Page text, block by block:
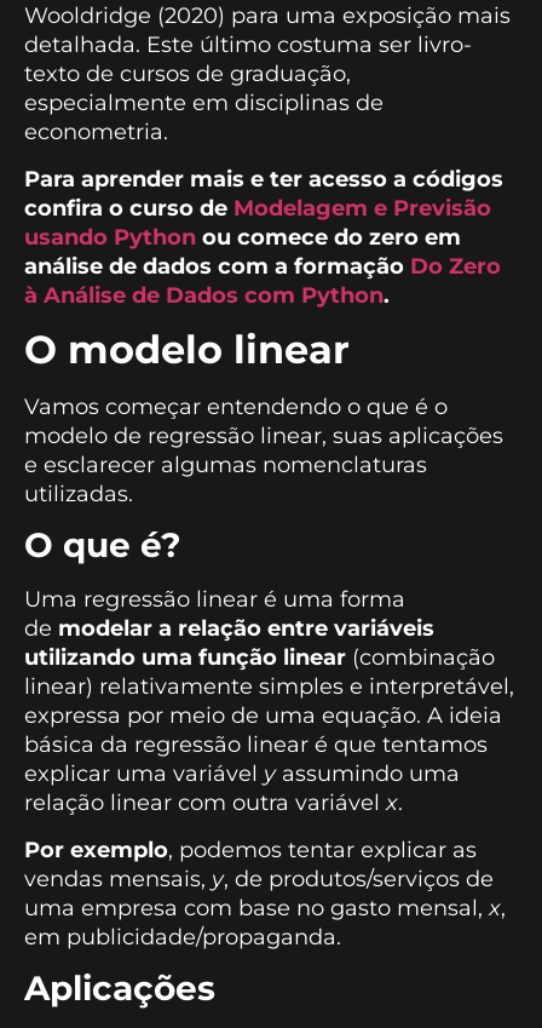
Wooldridge (2020) para uma exposição mais
detalhada. Este último costuma ser livro-
texto de cursos de graduação,
especialmente em disciplinas de
econometria.
Para aprender mais e ter acesso a códigos
confira o curso de Modelagem e Previsão
usando Python ou comece do zero em
análise de dados com a formação Do Zero
à Análise de Dados com Python.
O modelo linear
Vamos começar entendendo o que é o
modelo de regressão linear, suas aplicações
e esclarecer algumas nomenclaturas
utilizadas.
O que é?
Uma regressão linear é uma forma
de modelar a relação entre variáveis
utilizando uma função linear (combinação
linear) relativamente simples e interpretável,
expressa por meio de uma equação. A ideia
básica da regressão linear é que tentamos
explicar uma variável yassumindo uma
relação linear com outra variávelx.
Por exemplo, podemos tentar explicar as
vendas mensais, y, de produtos/serviços de
uma empresa com base no gasto mensal,x,
em publicidade/propaganda.
Aplicações